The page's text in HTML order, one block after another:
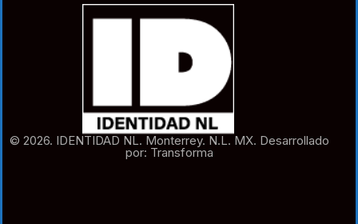
© 2026. IDENTIDAD NL. Monterrey. N.L. MX. Desarrollado
por: Transforma